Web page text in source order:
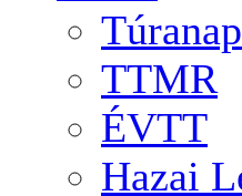
TTMR
ÉVTT
Hazai